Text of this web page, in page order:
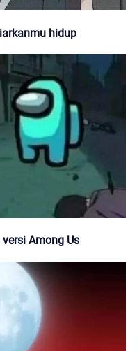
hidup
Among Us